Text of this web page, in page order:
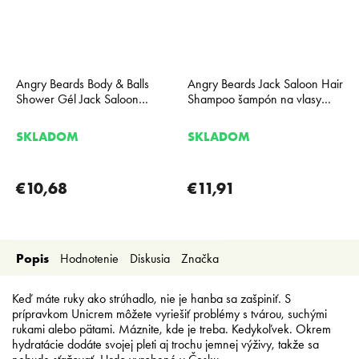
Angry Beards Body & Balls
Shower Gél Jack Saloon
230 ml
SKLADOM
€10,68
Angry Beards Jack Saloon Hair
Shampoo šampón na vlasy
SKLADOM
€11,91
Popis Hodnotenie Diskusia Značka
Keď máte ruky ako strúhadlo, nie je hanba sa zašpiniť. S
prípravkom Unicrem môžete vyriešiť problémy s tvárou, suchými
rukami alebo pätami. Máznite, kde je treba. Kedykoľvek. Okrem
hydratácie dodáte svojej pleti aj trochu jemnej výživy, takže sa